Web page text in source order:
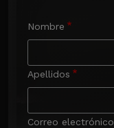
Nombre
Apellidos
Correo electrónico